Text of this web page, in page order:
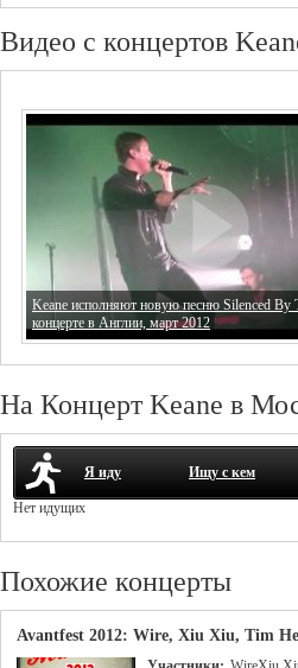
Видео с концертов
Keane исполняют новую песню Silenced By
концерте в Англии, март 2012
На Концерт Keane в
Я иду Ищу с кем
Нет идущих
Похожие концерты
Avantfest 2012: Wire, Xiu Xiu, Tim